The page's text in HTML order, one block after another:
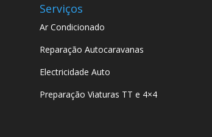
Serviços
Ar Condicionado
Reparação Autocaravanas
Electricidade Auto
Preparação Viaturas TT e 4×4